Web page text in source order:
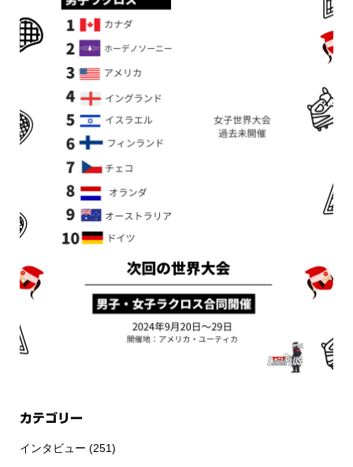
カテゴリー
インタビュー (251)